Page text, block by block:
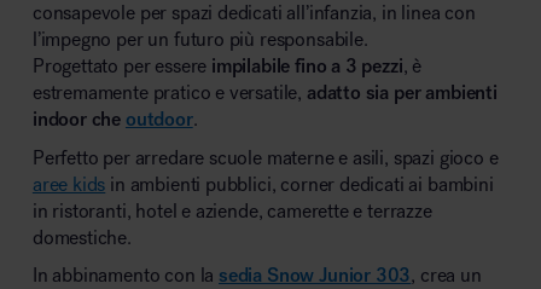
consapevole per spazi dedicati all’infanzia, in linea con
l’impegno per un futuro più responsabile.
Progettato per essere impilabile fino a 3 pezzi, è
estremamente pratico e versatile, adatto sia per ambienti
indoor che outdoor.
Perfetto per arredare scuole materne e asili, spazi gioco e
aree kids in ambienti pubblici, corner dedicati ai bambini
in ristoranti, hotel e aziende, camerette e terrazze
domestiche.
In abbinamento con la sedia Snow Junior 303, crea un